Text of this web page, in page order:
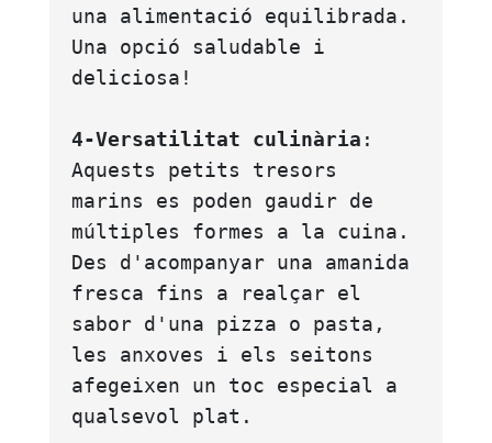
una alimentació equilibrada.
Una opció saludable i
deliciosa!
4-Versatilitat culinària :
Aquests petits tresors
marins es poden gaudir de
múltiples formes a la cuina.
Des d'acompanyar una amanida
fresca fins a realçar el
sabor d'una pizza o pasta,
les anxoves i els seitons
afegeixen un toc especial a
qualsevol plat.